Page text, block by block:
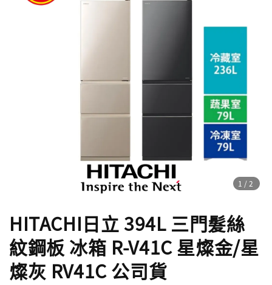
1 /2
HITACHI日立 394L 三門髮絲
紋鋼板 冰箱 R-V41C 星燦金/星
燦灰 RV41C 公司貨